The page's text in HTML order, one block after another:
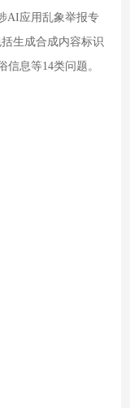
AI应用乱象举报专
生成合成内容标识
息等14类问题。